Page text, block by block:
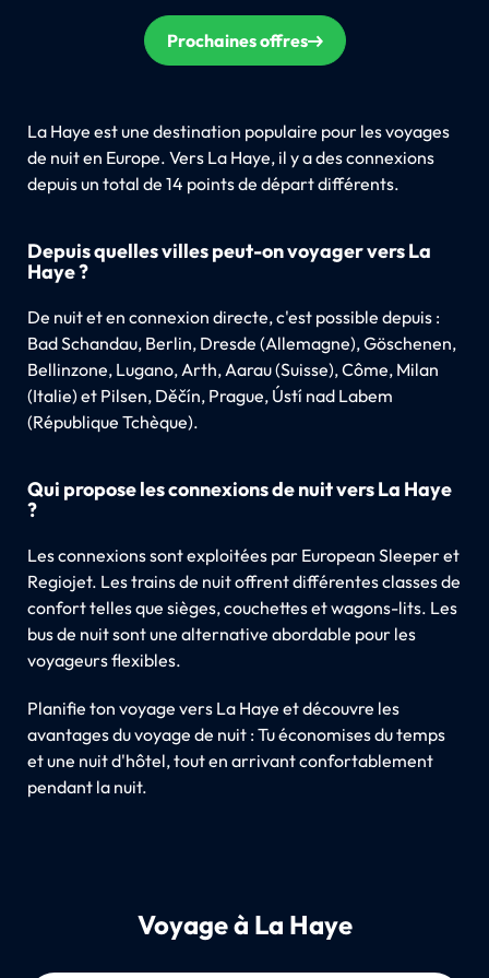
Prochaines offres
La Haye est une destination populaire pour les voyages
de nuit en Europe. Vers La Haye, il y a des connexions
depuis un total de 14 points de départ différents.
Depuis quelles villes peut-on voyager vers La
Haye ?
De nuit et en connexion directe, c'est possible depuis :
Bad Schandau, Berlin, Dresde (Allemagne), Göschenen,
Bellinzone, Lugano, Arth, Aarau (Suisse), Côme, Milan
(Italie) et Pilsen, Děčín, Prague, Ústí nad Labem
(République Tchèque).
Qui propose les connexions de nuit vers La Haye
?
Les connexions sont exploitées par European Sleeper et
Regiojet. Les trains de nuit offrent différentes classes de
confort telles que sièges, couchettes et wagons-lits. Les
bus de nuit sont une alternative abordable pour les
voyageurs flexibles.
Planifie ton voyage vers La Haye et découvre les
avantages du voyage de nuit : Tu économises du temps
et une nuit d'hôtel, tout en arrivant confortablement
pendant la nuit.
Voyage à La Haye